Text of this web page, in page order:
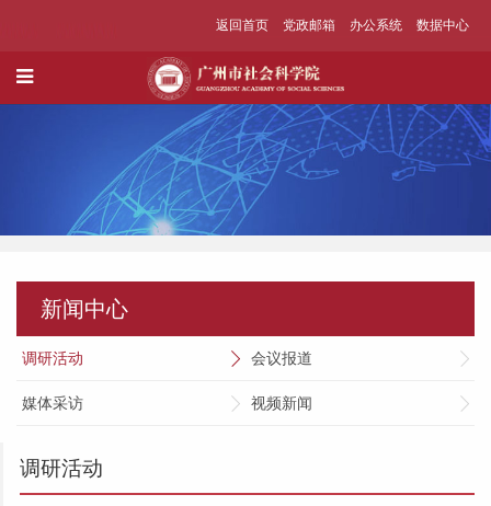
返回首页 党政邮箱 办公系统 数据中心
新闻中心
调研活动 会议报道
媒体采访 视频新闻
调研活动